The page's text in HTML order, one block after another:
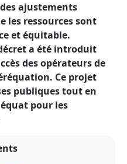
ajustements
les ressources sont
et équitable.
a été introduit
des opérateurs de
Ce projet
publiques tout en
pour les